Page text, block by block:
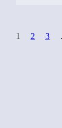
1 2 3